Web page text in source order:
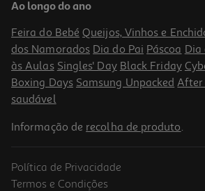
45.99 €/un
45,99 €
Ao longo do ano
Feira do Bebé Queijos, Vinhos e
dos Namorados Dia do Pai Páscoa Dia
às Aulas Singles' Day Black Friday
Boxing Days Samsung Unpacked After
saudável
Informação de recolha de produto.
Política de Privacidade
Termos e Condições